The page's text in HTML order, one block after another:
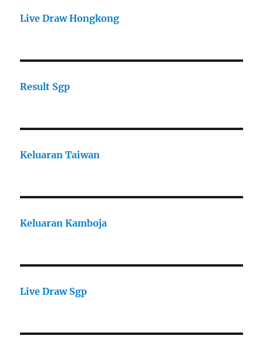
Live Draw Hongkong
Result Sgp
Keluaran Taiwan
Keluaran Kamboja
Live Draw Sgp